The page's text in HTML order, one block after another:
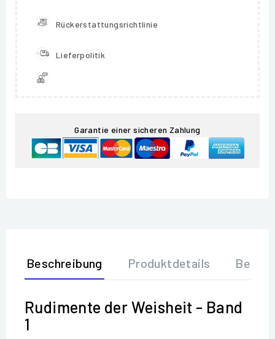
Rückerstattungsrichtlinie
Lieferpolitik
Garantie einer sicheren Zahlung
Beschreibung Produktdetails
Rudimente der Weisheit - Band
1